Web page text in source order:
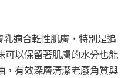
適合乾性肌膚，特別是追
可以保留著肌膚的水分也能
，有效深層清潔老廢角質與